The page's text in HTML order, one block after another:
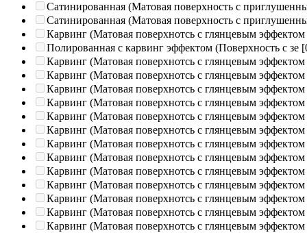
Сатинированная (Матовая поверхность с
Сатинированная (Матовая поверхность с
Карвинг (Матовая поверхнотсь с глянцевым эффектом
Полированная c карвинг эффектом (Поверхность с зе
Карвинг (Матовая поверхнотсь с глянцевым эффектом
Карвинг (Матовая поверхнотсь с глянцевым эффектом
Карвинг (Матовая поверхнотсь с глянцевым эффектом
Карвинг (Матовая поверхнотсь с глянцевым эффектом
Карвинг (Матовая поверхнотсь с глянцевым эффектом
Карвинг (Матовая поверхнотсь с глянцевым эффектом
Карвинг (Матовая поверхнотсь с глянцевым эффектом
Карвинг (Матовая поверхнотсь с глянцевым эффектом
Карвинг (Матовая поверхнотсь с глянцевым эффектом
Карвинг (Матовая поверхнотсь с глянцевым эффектом
Карвинг (Матовая поверхнотсь с глянцевым эффектом
Карвинг (Матовая поверхнотсь с глянцевым эффектом
Карвинг (Матовая поверхнотсь с глянцевым эффектом